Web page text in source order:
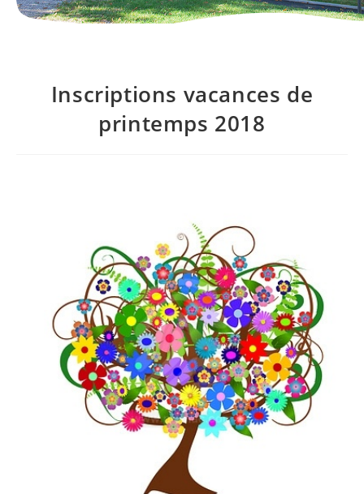
Inscriptions vacances de
printemps 2018